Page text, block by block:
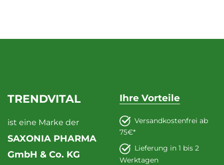
TRENDVITAL
ist eine Marke der
SAXONIA PHARMA
GmbH & Co. KG
Ihre Vorteile
Versandkostenfrei ab
75€*
Lieferung in 1 bis 2
Werktagen